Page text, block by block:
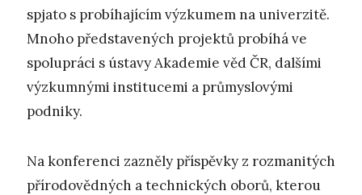
spjato s probíhajícím výzkumem na univerzitě.
Mnoho představených projektů probíhá ve
spolupráci s ústavy Akademie věd ČR, dalšími
výzkumnými institucemi a průmyslovými
podniky.
Na konferenci zazněly příspěvky z rozmanitých
přírodovědných a technických oborů, kterou